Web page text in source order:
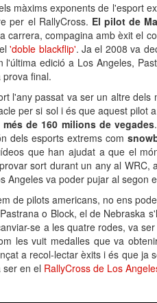
màxims exponents de l'esport
per el RallyCross. El pilot de
carrera, compagina amb èxit el
'doble blackflip'. Ja el 2008 va
l'última edició a Los Angeles,
prova final.
l'any passat va ser un altre
per si sol i és que aquest pilot
de 160 milions de vegades
dels esports extrems com
que han ajudat a que el
sort durant un any al
Angeles va poder pujar al segon
de pilots americans, no ens
o Block, el de Nebraska
se a les quatre rodes, va
les vuit medalles que va
a recol-lectar èxits i és que ja
ser en el RallyCross de Los